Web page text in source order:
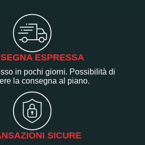
ESPRESSA
in pochi giorni. Possibilità di
la consegna al piano.
SICURE